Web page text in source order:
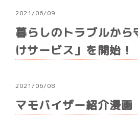
2021/06/09
暮らしのトラブルから
けサービス」を開始！
2021/06/08
マモバイザー紹介漫画